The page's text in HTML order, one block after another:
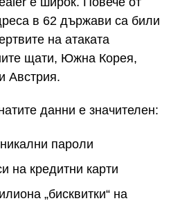
в 62 държави са били
на атаката
щати, Южна Корея,
Австрия.
данни е значителен:
пароли
на кредитни карти
„бисквитки“ на